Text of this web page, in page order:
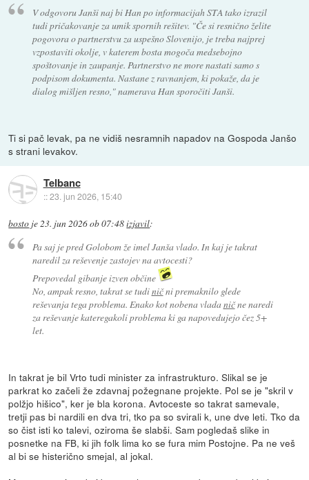
V odgovoru Janši naj bi Han po informacijah STA tako izrazil
tudi pričakovanje za umik spornih rešitev. "Če si resnično želite
pogovora o partnerstvu za uspešno Slovenijo, je treba najprej
vzpostaviti okolje, v katerem bosta mogoča medsebojno
spoštovanje in zaupanje. Partnerstvo ne more nastati samo s
podpisom dokumenta. Nastane z ravnanjem, ki pokaže, da je
dialog mišljen resno," namerava Han sporočiti Janši.
Ti si pač levak, pa ne vidiš nesramnih napadov na Gospoda Janšo
s strani levakov.
Telbanc
::23. jun 2026, 15:40
bosto je23. jun 2026 ob 07:48izjavil:
Pa saj je pred Golobom že imel Janša vlado. In kaj je takrat
naredil za reševenje zastojev na avtocesti?
Prepovedal gibanje izven občine
No, ampak resno, takrat se tudinični premaknilo glede
reševanja tega problema. Enako kot nobena vladanične naredi
za reševanje kateregakoli problema ki ga napovedujejo čez 5+
let.
In takrat je bil Vrto tudi minister za infrastrukturo. Slikal se je
parkrat ko začeli že zdavnaj požegnane projekte. Pol se je "skril v
polžjo hišico", ker je bla korona. Avtoceste so takrat samevale,
tretji pas bi nardili en dva tri, tko pa so svirali k, une dve leti. Tko da
so čist isti ko talevi, oziroma še slabši. Sam pogledaš slike in
posnetke na FB, ki jih folk lima ko se fura mim Postojne. Pa ne veš
al bi se histerično smejal, al jokal.